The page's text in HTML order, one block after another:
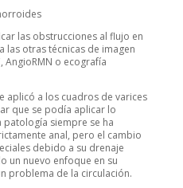
las obstrucciones al flujo en
las otras técnicas de imagen
AngioRMN o ecografía
aplicó a los cuadros de varices
que se podía aplicar lo
patología siempre se ha
anal, pero el cambio
debido a su drenaje
un nuevo enfoque en su
problema de la circulación.